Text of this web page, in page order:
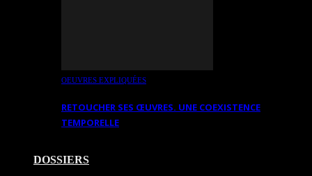
OEUVRES EXPLIQUÉES
RETOUCHER SES ŒUVRES. UNE COEXISTENCE
TEMPORELLE
DOSSIERS